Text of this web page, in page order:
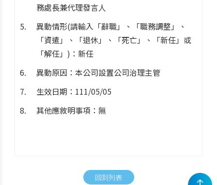
務處長兼代理發言人
異動情形(請輸入「辭職」、「職務調整」、
「資遣」、「退休」、「死亡」、「新任」或
「解任」)：新任
異動原因：本公司設置公司治理主管
生效日期：111/05/05
其他應敘明事項：無
回到列表